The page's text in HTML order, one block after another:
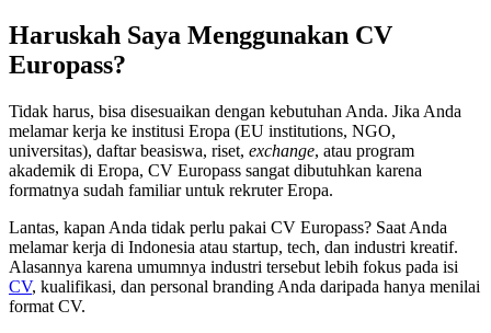
Haruskah Saya Menggunakan CV
Europass?
Tidak harus, bisa disesuaikan dengan kebutuhan Anda. Jika Anda
melamar kerja ke institusi Eropa (EU institutions, NGO,
universitas), daftar beasiswa, riset, exchange, atau program
akademik di Eropa, CV Europass sangat dibutuhkan karena
formatnya sudah familiar untuk rekruter Eropa.
Lantas, kapan Anda tidak perlu pakai CV Europass? Saat Anda
melamar kerja di Indonesia atau startup, tech, dan industri kreatif.
Alasannya karena umumnya industri tersebut lebih fokus pada isi
CV, kualifikasi, dan personal branding Anda daripada hanya menilai
format CV.